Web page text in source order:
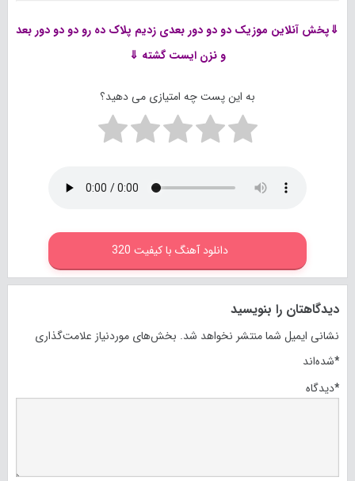
⇓پخش آنلاین موزیک دو دو دور بعدی زدیم پلاک ده رو دو دو دور بعد
و نزن ایست گشته ⇓
به این پست چه امتیازی می دهید؟
دانلود آهنگ با کیفیت 320
دیدگاهتان را بنویسید
نشانی ایمیل شما منتشر نخواهد شد. بخش‌های موردنیاز علامت‌گذاری
شده‌اند*
دیدگاه*